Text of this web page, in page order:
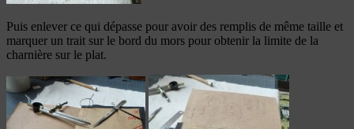
Puis enlever ce qui dépasse pour avoir des remplis de même taille et
marquer un trait sur le bord du mors pour obtenir la limite de la
charnière sur le plat.